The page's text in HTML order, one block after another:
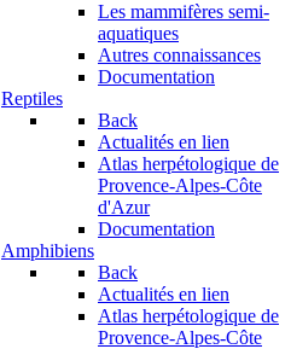
Les mammifères semi-
aquatiques
Autres connaissances
Documentation
Reptiles
Back
Actualités en lien
Atlas herpétologique de
Provence-Alpes-Côte
d'Azur
Documentation
Amphibiens
Back
Actualités en lien
Atlas herpétologique de
Provence-Alpes-Côte